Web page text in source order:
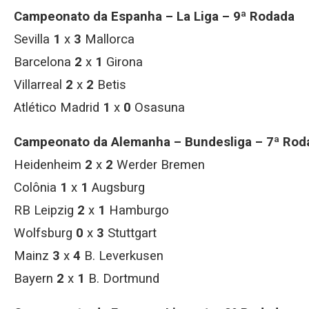
Campeonato da Espanha – La Liga – 9ª Rodada
Sevilla 1 x 3 Mallorca
Barcelona 2 x 1 Girona
Villarreal 2 x 2 Betis
Atlético Madrid 1 x 0 Osasuna
Campeonato da Alemanha – Bundesliga – 7ª
Heidenheim 2 x 2 Werder Bremen
Colônia 1 x 1 Augsburg
RB Leipzig 2 x 1 Hamburgo
Wolfsburg 0 x 3 Stuttgart
Mainz 3 x 4 B. Leverkusen
Bayern 2 x 1 B. Dortmund